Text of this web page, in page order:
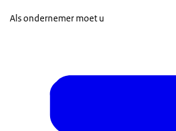
Als ondernemer moet u